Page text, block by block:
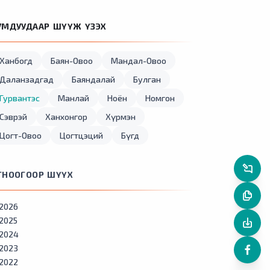
ШҮҮЖ ҮЗЭХ
Ханбогд Баян-Овоо
Мандал-Овоо
Даланзадгад
Баяндалай
Булган
Гурвантэс
Манлай Ноён
Номгон
Сэврэй
Ханхонгор
Хүрмэн
Цогт-Овоо
Цогтцэций Бүгд
ШҮҮХ